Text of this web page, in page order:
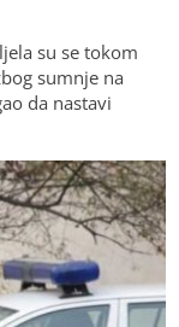
su se tokom
sumnje na
da nastavi